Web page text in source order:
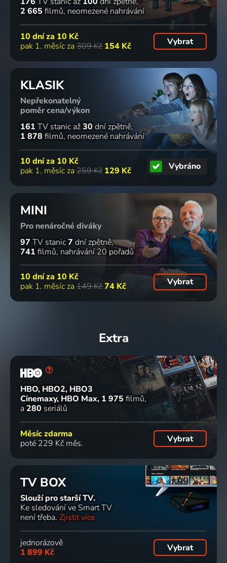
2 665 filmů neomezené nahrávání
10 dní za 10 Kč
pak 1. měsíc za 309 Kč 154 Kč Vybrat
KLASIK
Nepřekonatelný
poměr cena/výkon
161 TV stanic až30 dní zpětně
1 878 filmů neomezené nahrávání
10 dní za 10 Kč
pak 1. měsíc za 259 Kč 129 Kč Vybráno
MINI
Pro nenáročné diváky
97 TV stanic7 dní zpětně
741 filmů nahrávání 20 pořadů
10 dní za 10 Kč
pak 1. měsíc za 149 Kč74 Kč Vybrat
Extra
HBO, HBO2, HBO3
Cinemaxy, HBO Max 1 975 filmů
a 280 seriálů
Měsíc zdarma
poté 229 Kč měs.
Vybrat
TV BOX
Slouží pro starší TV.
Ke sledování ve Smart TV
není třeba. Zjistit více
jednorázově
1 899 Kč
Vybrat